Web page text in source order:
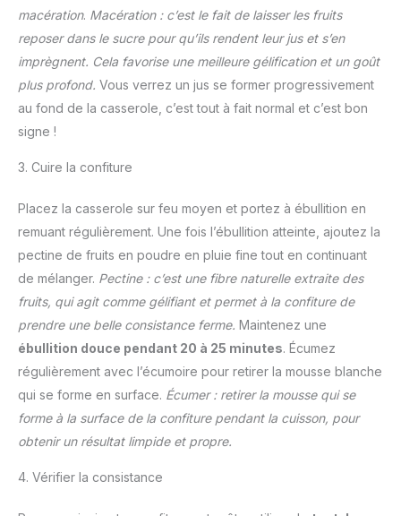
macération. Macération : c’est le fait de laisser les fruits
reposer dans le sucre pour qu’ils rendent leur jus et s’en
imprègnent. Cela favorise une meilleure gélification et un goût
plus profond. Vous verrez un jus se former progressivement
au fond de la casserole, c’est tout à fait normal et c’est bon
signe !
3. Cuire la confiture
Placez la casserole sur feu moyen et portez à ébullition en
remuant régulièrement. Une fois l’ébullition atteinte, ajoutez la
pectine de fruits en poudre en pluie fine tout en continuant
de mélanger. Pectine : c’est une fibre naturelle extraite des
fruits, qui agit comme gélifiant et permet à la confiture de
prendre une belle consistance ferme. Maintenez une
ébullition douce pendant 20 à 25 minutes. Écumez
régulièrement avec l’écumoire pour retirer la mousse blanche
qui se forme en surface. Écumer : retirer la mousse qui se
forme à la surface de la confiture pendant la cuisson, pour
obtenir un résultat limpide et propre.
4. Vérifier la consistance